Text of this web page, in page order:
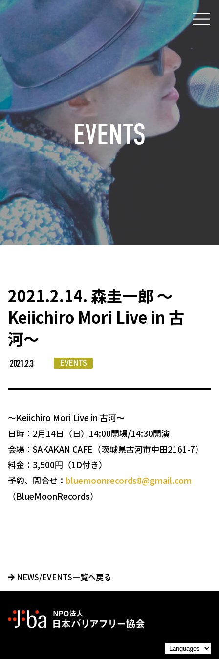
EVENTS
2021.2.14. 森圭一郎 〜
Keiichiro Mori Live in 古
河〜
2021.2.3 EVENTS
〜Keiichiro Mori Live in 古河〜
日時：2月14日（日）14:00開場/14:30開演
会場：SAKAKAN CAFE（茨城県古河市中田2161-7）
料金：3,500円（1D付き）
予約、問合せ： bluemoonrecords8@gmail.com
（BlueMoonRecords）
NEWS/EVENTS一覧へ戻る